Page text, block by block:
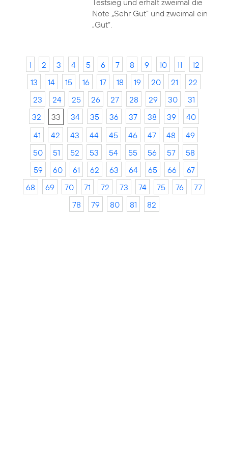
Testsieg und erhält zweimal die
Note „Sehr Gut“ und zweimal ein
„Gut“.
1 2 3 4 5 6 7 8 9 10 11
12
13
14 15 16 17 18 19 20 21
22
23
24 25 26 27 28 29 30
31
32
33 34 35 36 37 38 39
40
41
42 43 44 45 46 47 48
49
50
51 52 53 54 55 56 57
58
59
60 61 62 63 64 65 66
67
68
69 70 71 72 73 74 75 76
77
78
79 80 81 82